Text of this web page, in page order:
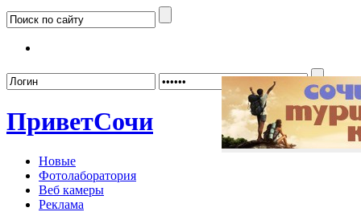
ПриветСочи
Новые
Фотолаборатория
Веб камеры
Реклама